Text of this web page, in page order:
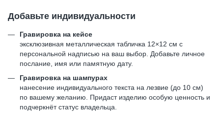
Добавьте индивидуальности
Гравировка на кейсе
эксклюзивная металлическая табличка 12×12 см с
персональной надписью на ваш выбор. Добавьте личное
послание, имя или памятную дату.
Гравировка на шампурах
нанесение индивидуального текста на лезвие (до 10 см)
по вашему желанию. Придаст изделию особую ценность и
подчеркнёт статус владельца.